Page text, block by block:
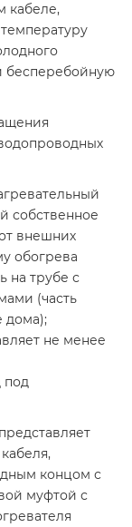
кабеле,
бесперебойную
собственное
внешних
обогрева
на трубе с
(часть
дома);
не менее
под
концом с
муфтой с